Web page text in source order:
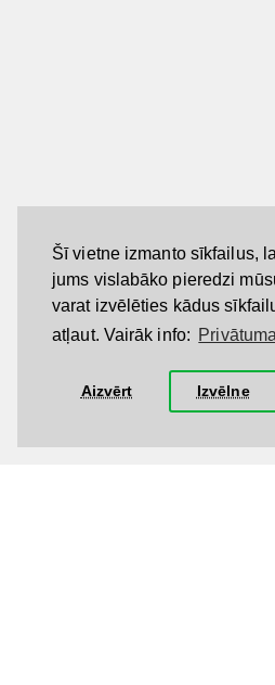
Šī vietne izmanto sīkfailus,
jums vislabāko pieredzi
varat izvēlēties kādus
atļaut. Vairāk info:
Aizvērt Izvēlne